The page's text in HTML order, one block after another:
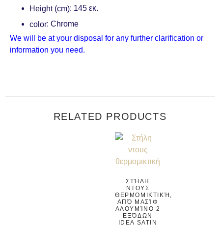
Height (cm): 145 εκ.
color: Chrome
We will be at your disposal for any further clarification or
information you need.
RELATED PRODUCTS
ΣΤΉΛΗ
ΝΤΟΥΣ
ΘΕΡΜΟΜΙΚΤΙΚΉ,
ΑΠΌ ΜΑΣΊΦ
ΑΛΟΥΜΊΝO 2
ΕΞΌΔΩΝ
IDEA SATIN